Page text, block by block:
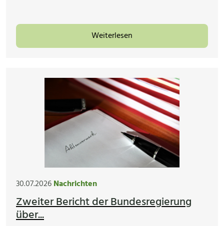
Weiterlesen
30.07.2026Nachrichten
Zweiter Bericht der Bundesregierung
über...